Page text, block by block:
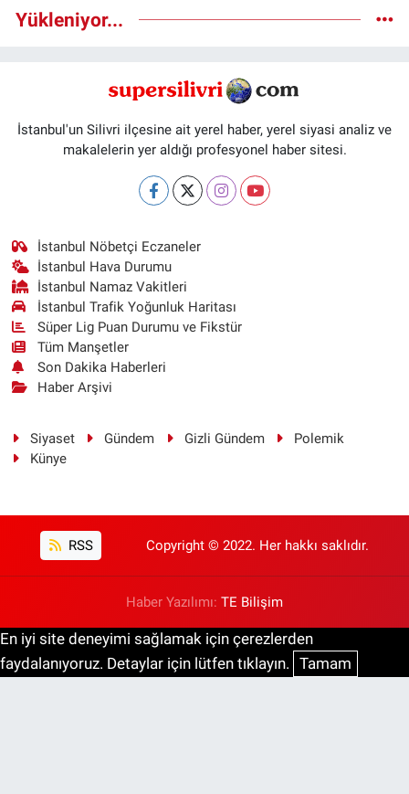
Yükleniyor...
İstanbul'un Silivri ilçesine ait yerel haber, yerel siyasi analiz ve
makalelerin yer aldığı profesyonel haber sitesi.
İstanbul Nöbetçi Eczaneler
İstanbul Hava Durumu
İstanbul Namaz Vakitleri
İstanbul Trafik Yoğunluk Haritası
Süper Lig Puan Durumu ve Fikstür
Tüm Manşetler
Son Dakika Haberleri
Haber Arşivi
Siyaset Gündem Gizli Gündem
Polemik
Künye
RSS Copyright © 2022. Her hakkı saklıdır.
Haber Yazılımı: TE Bilişim
En iyi site deneyimi sağlamak için çerezlerden
faydalanıyoruz. Detaylar için lütfen tıklayın. Tamam